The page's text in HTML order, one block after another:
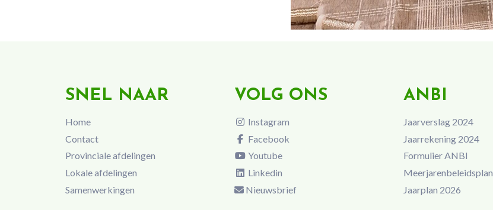
SNEL NAAR
Home
Contact
Provinciale afdelingen
Lokale afdelingen
Samenwerkingen
VOLG ONS
Instagram
Facebook
Youtube
Linkedin
Nieuwsbrief
ANBI
Jaarverslag 2024
Jaarrekening 2024
Formulier ANBI
Meerjarenbeleidsplan
Jaarplan 2026